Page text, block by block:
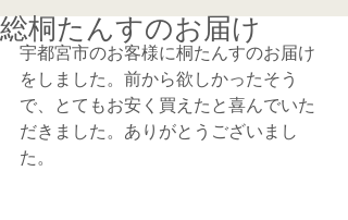
総桐たんすのお届け
宇都宮市のお客様に桐たんすのお届け
をしました。前から欲しかったそう
で、とてもお安く買えたと喜んでいた
だきました。ありがとうございまし
た。